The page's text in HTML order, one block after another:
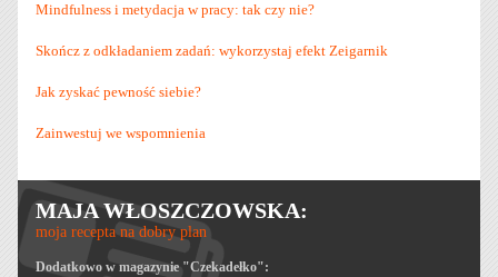
Mindfulness i metydacja w pracy: tak czy nie?
Skończ z odkładaniem zadań: wykorzystaj efekt Zeigarnik
Jak zyskać pewność siebie?
Zainwestuj we wspomnienia
MAJA WŁOSZCZOWSKA:
moja recepta na dobry plan
Dodatkowo w magazynie "Czekadełko":